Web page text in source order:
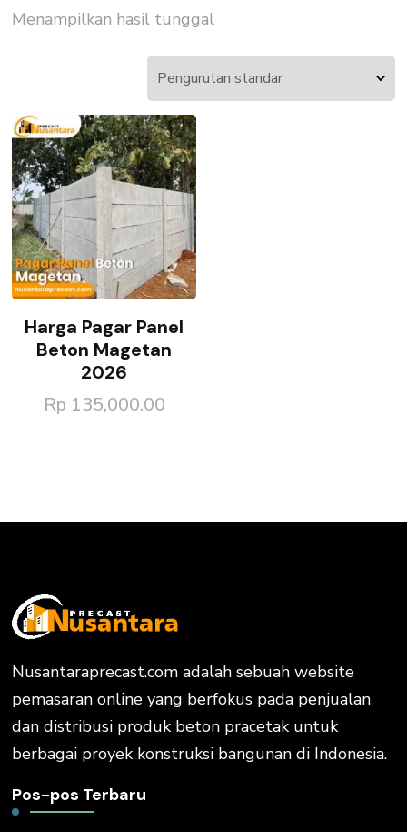
Menampilkan hasil tunggal
Harga Pagar Panel
Beton Magetan
2026
Rp 135,000.00
Nusantaraprecast.com adalah sebuah website
pemasaran online yang berfokus pada penjualan
dan distribusi produk beton pracetak untuk
berbagai proyek konstruksi bangunan di Indonesia.
Pos-pos Terbaru